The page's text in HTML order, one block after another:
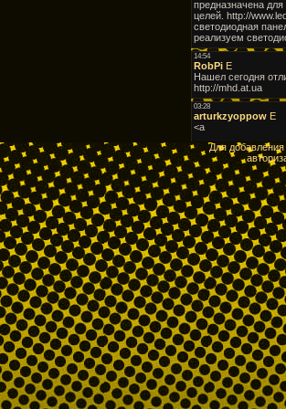
Для